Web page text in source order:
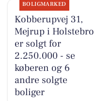
BOLIGMARKED
Kobberupvej 31,
Mejrup i Holstebro
er solgt for
2.250.000 - se
køberen og 6
andre solgte
boliger